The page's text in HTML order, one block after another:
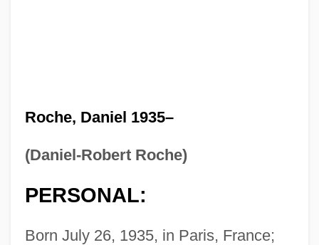
Roche, Daniel 1935–
(Daniel-Robert Roche)
PERSONAL:
Born July 26, 1935, in Paris, France;